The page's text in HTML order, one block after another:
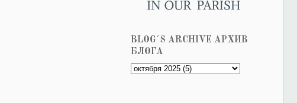
BLOG´S ARCHIVE АРХИВ
БЛОГА